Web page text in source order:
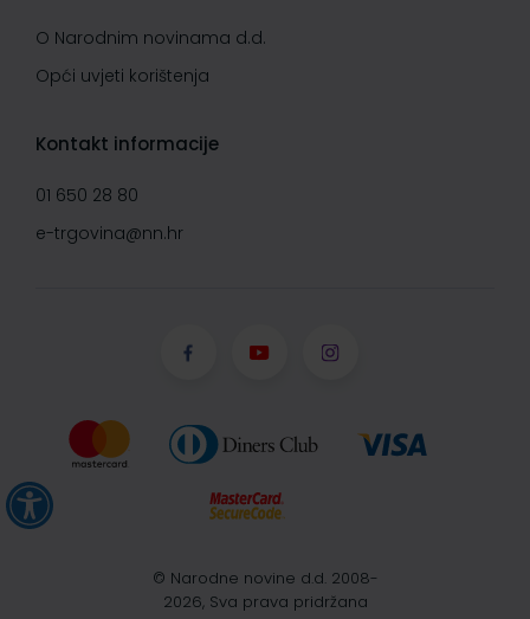
O Narodnim novinama d.d.
Opći uvjeti korištenja
Kontakt informacije
01 650 28 80
e-trgovina@nn.hr
© Narodne novine d.d. 2008-
2026, Sva prava pridržana